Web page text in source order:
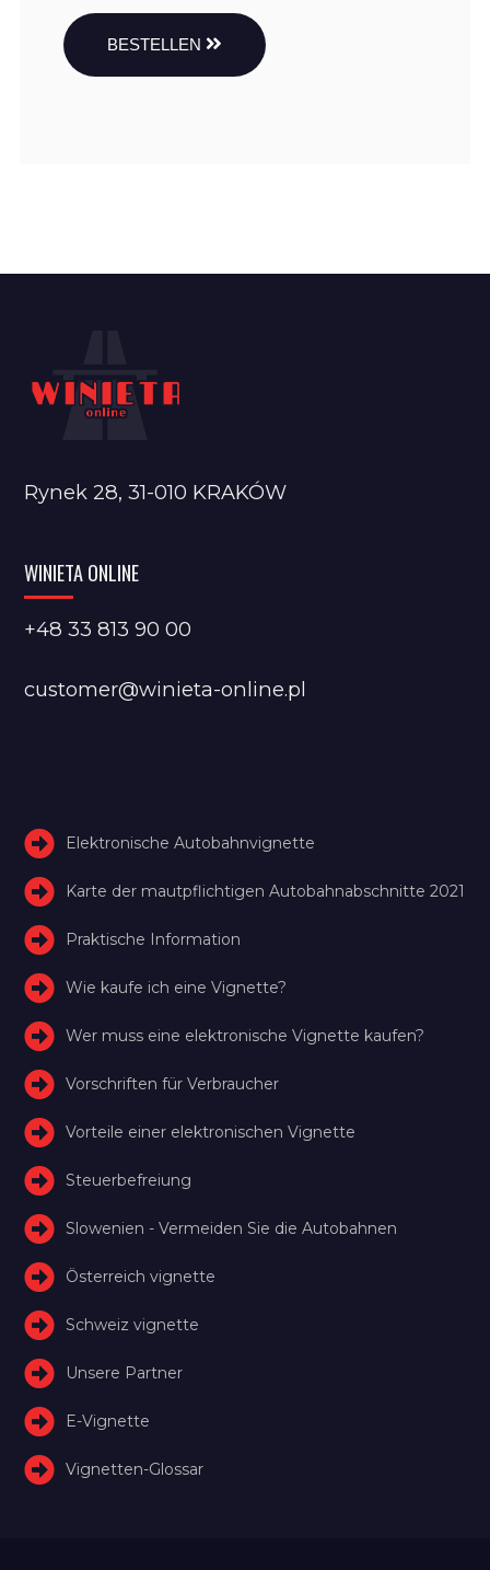
BESTELLEN
Rynek 28, 31-010 KRAKÓW
WINIETA ONLINE
+48 33 813 90 00
customer@winieta-online.pl
Elektronische Autobahnvignette
Karte der mautpflichtigen Autobahnabschnitte 2021
Praktische Information
Wie kaufe ich eine Vignette?
Wer muss eine elektronische Vignette kaufen?
Vorschriften für Verbraucher
Vorteile einer elektronischen Vignette
Steuerbefreiung
Slowenien - Vermeiden Sie die Autobahnen
Österreich vignette
Schweiz vignette
Unsere Partner
E-Vignette
Vignetten-Glossar